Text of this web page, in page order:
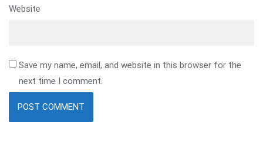
Website
Save my name, email, and website in this browser for the
next time I comment.